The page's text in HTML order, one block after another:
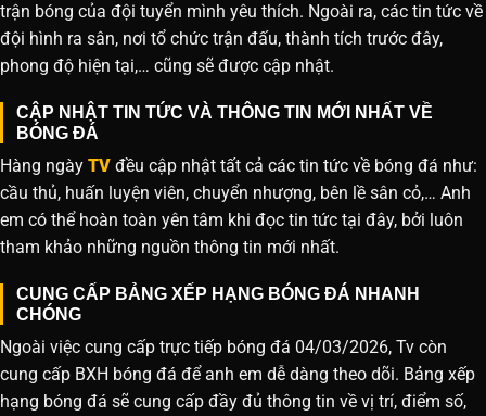
trận bóng của đội tuyển mình yêu thích. Ngoài ra, các tin tức về
đội hình ra sân, nơi tổ chức trận đấu, thành tích trước đây,
phong độ hiện tại,… cũng sẽ được cập nhật.
CẬP NHẬT TIN TỨC VÀ THÔNG TIN MỚI NHẤT VỀ
BÓNG ĐÁ
Hàng ngày TV đều cập nhật tất cả các tin tức về bóng đá như:
cầu thủ, huấn luyện viên, chuyển nhượng, bên lề sân cỏ,… Anh
em có thể hoàn toàn yên tâm khi đọc tin tức tại đây, bởi luôn
tham khảo những nguồn thông tin mới nhất.
CUNG CẤP BẢNG XẾP HẠNG BÓNG ĐÁ NHANH
CHÓNG
Ngoài việc cung cấp trực tiếp bóng đá 04/03/2026, Tv còn
cung cấp BXH bóng đá để anh em dễ dàng theo dõi. Bảng xếp
hạng bóng đá sẽ cung cấp đầy đủ thông tin về vị trí, điểm số,